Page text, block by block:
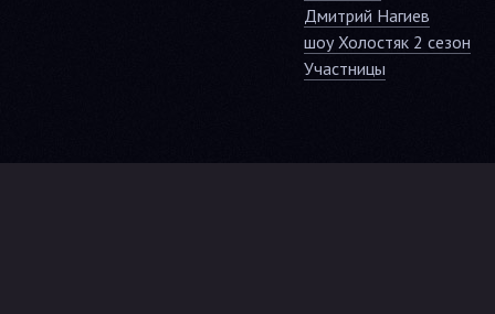
Дмитрий Нагиев
шоу Холостяк 2 сезон
Участницы